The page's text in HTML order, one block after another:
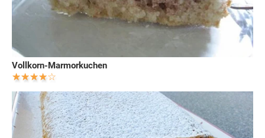
Vollkorn-Marmorkuchen